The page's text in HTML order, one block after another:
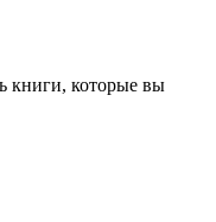
книги, которые вы